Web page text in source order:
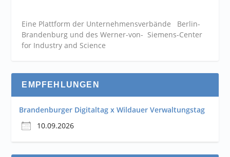
Eine Plattform der Unternehmensverbände Berlin-
Brandenburg und des Werner-von- Siemens-Center
for Industry and Science
EMPFEHLUNGEN
Brandenburger Digitaltag x Wildauer Verwaltungstag
10.09.2026